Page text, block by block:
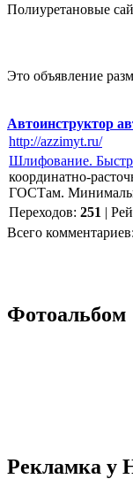
Полиуретановые
Это объявление
Автоинструктор
http://azzimyt.ru/
Шлифование.
координатно-
ГОСТам.
Переходов: 251 |
Всего комментариев:
Фотоальбом
Рекламка у